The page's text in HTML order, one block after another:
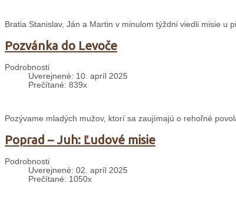
Bratia Stanislav, Ján a Martin v minulom týždni viedli misie u
Pozvánka do Levoče
Podrobnosti
Uverejnené: 10. apríl 2025
Prečítané: 839x
Pozývame mladých mužov, ktorí sa zaujímajú o rehoľné
Poprad – Juh: Ľudové misie
Podrobnosti
Uverejnené: 02. apríl 2025
Prečítané: 1050x